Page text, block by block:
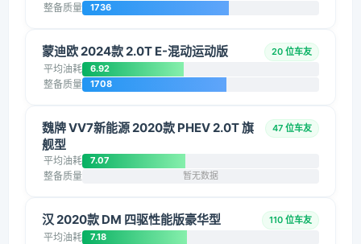
整备质量 1736
蒙迪欧 2024款 2.0T E-混动运动版 20 位车友
平均油耗 6.92
整备质量 1708
魏牌 VV7新能源 2020款 PHEV 2.0T 旗
舰型
47 位车友
平均油耗 7.07
整备质量 暂无数据
汉 2020款 DM 四驱性能版豪华型 110 位车友
平均油耗 7.18